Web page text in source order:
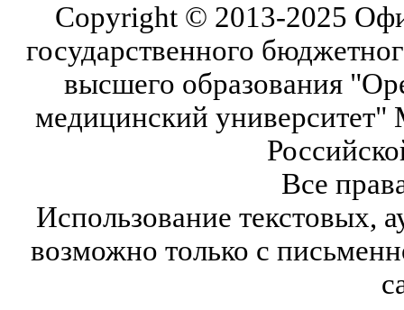
Copyright © 2013-2025
государственного
высшего образования
медицинский университет"
Все
Использование текстовых,
возможно только с